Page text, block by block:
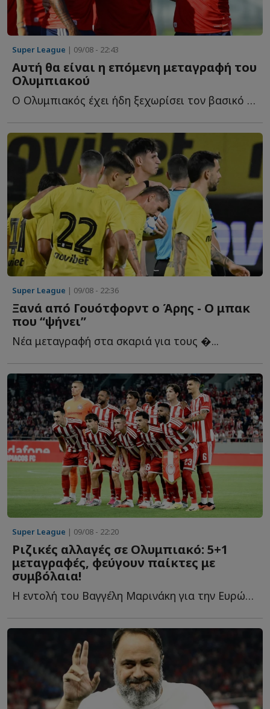
Super League | 09/08 - 22:43
Αυτή θα είναι η επόμενη μεταγραφή του
Ολυμπιακού
Ο Ολυμπιακός έχει ήδη ξεχωρίσει τον βασικό του στόχο γ...
Super League | 09/08 - 22:36
Ξανά από Γουότφορντ ο Άρης - Ο μπακ
που “ψήνει”
Νέα μεταγραφή στα σκαριά για τους �...
Super League | 09/08 - 22:20
Ριζικές αλλαγές σε Ολυμπιακό: 5+1
μεταγραφές, φεύγουν παίκτες με
συμβόλαια!
Η εντολή του Βαγγέλη Μαρινάκη για την Ευρώπη, οι μεταγραφές π...